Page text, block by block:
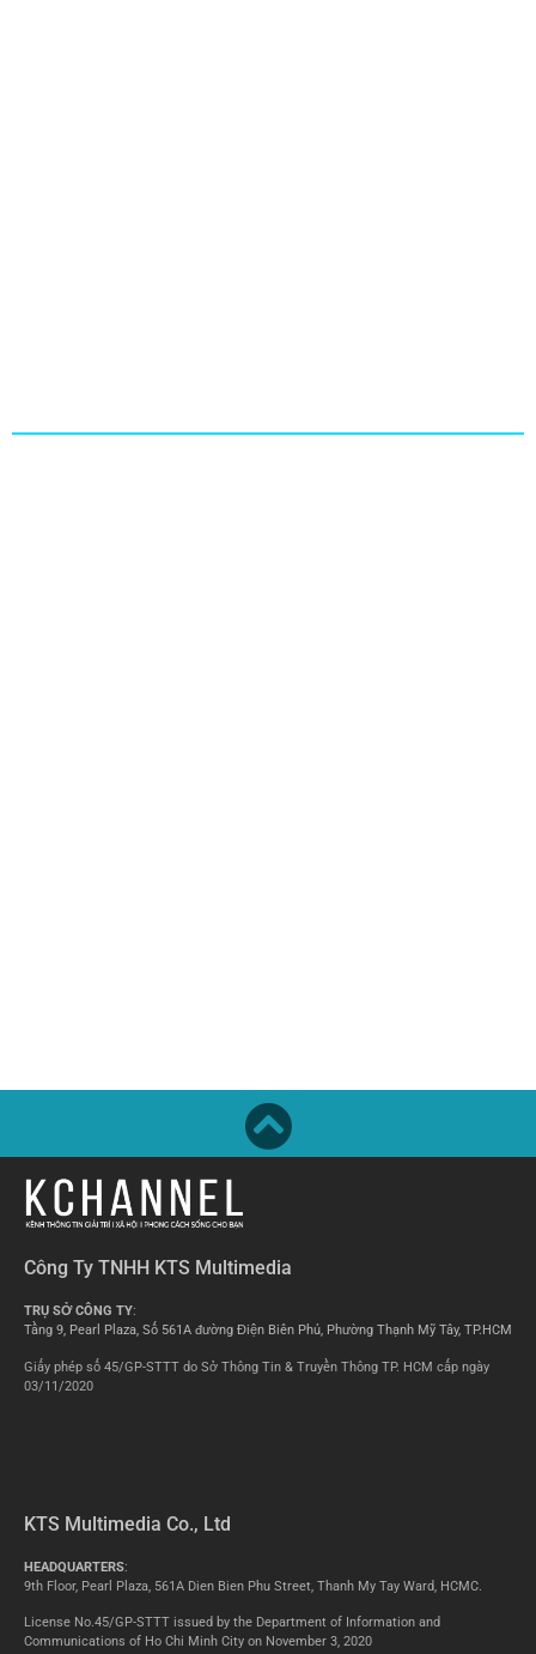
Công Ty TNHH KTS Multimedia
TRỤ SỞ CÔNG TY:
Tầng 9, Pearl Plaza, Số 561A đường Điện Biên Phủ, Phường Thạnh Mỹ Tây, TP.HCM
Giấy phép số 45/GP-STTT do Sở Thông Tin & Truyền Thông TP. HCM cấp ngày
03/11/2020
KTS Multimedia Co., Ltd
HEADQUARTERS:
9th Floor, Pearl Plaza, 561A Dien Bien Phu Street, Thanh My Tay Ward, HCMC.
License No.45/GP-STTT issued by the Department of Information and
Communications of Ho Chi Minh City on November 3, 2020